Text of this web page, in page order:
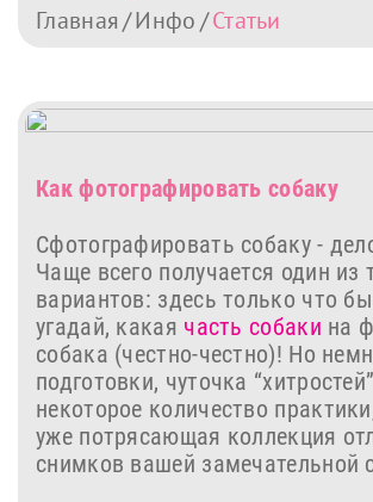
Главная Инфо Статьи
Как фотографировать собаку
Сфотографировать собаку -
Чаще всего получается один из
вариантов: здесь только что
угадай, какая часть собаки на
собака (честно-честно)! Но
подготовки, чуточка
некоторое количество
уже потрясающая коллекция
снимков вашей замечательной